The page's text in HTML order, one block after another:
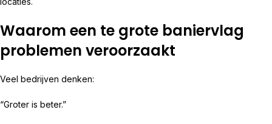
Waarom een te grote baniervlag
problemen veroorzaakt
Veel bedrijven denken:
“Groter is beter.”